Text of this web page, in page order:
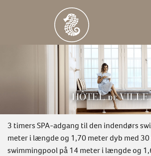
3 timers SPA-adgang til den indendørs
meter i længde og 1,70 meter dyb med
swimmingpool på 14 meter i længde og